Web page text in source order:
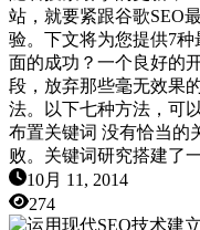
站，就要紧跟谷歌SEO
验。下文将为您提供7种
面的成功？一个良好的
段，放弃那些毫无效果
法。以下七种方法，可
布置关键词 没有恰当的
败。关键词研究搭建了
10月 11, 2014
274